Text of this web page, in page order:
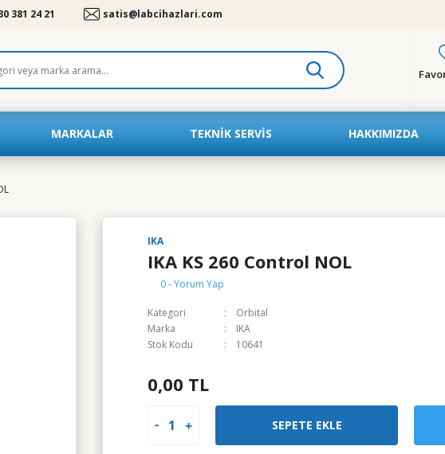
381 24 21 satis@labcihazlari.com
MARKALAR TEKNIK SERVIS HAKKIMIZDA
IKA
IKA KS 260 Control NOL
0 - Yorum Yap
Kategori
Orbital
Marka
IKA
Stok Kodu
10641
0,00 TL
SEPETE EKLE